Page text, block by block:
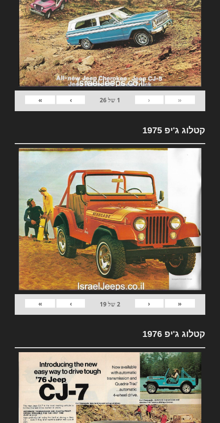
«
‹
1 של26
›
»
קטלוג ג'יפ 1975
«
‹
2של19
›
»
קטלוג ג'יפ 1976